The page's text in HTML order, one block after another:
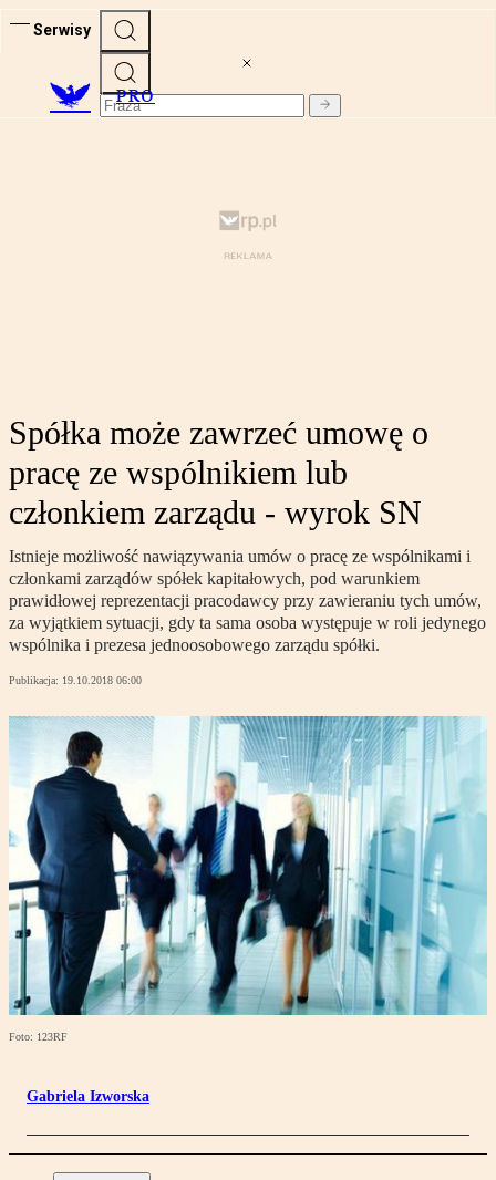
Serwisy
PRO
Spółka może zawrzeć umowę o
pracę ze wspólnikiem lub
członkiem zarządu - wyrok SN
Istnieje możliwość nawiązywania umów o pracę ze wspólnikami i
członkami zarządów spółek kapitałowych, pod warunkiem
prawidłowej reprezentacji pracodawcy przy zawieraniu tych umów,
za wyjątkiem sytuacji, gdy ta sama osoba występuje w roli jedynego
wspólnika i prezesa jednoosobowego zarządu spółki.
Publikacja: 19.10.2018 06:00
Foto: 123RF
Gabriela Izworska